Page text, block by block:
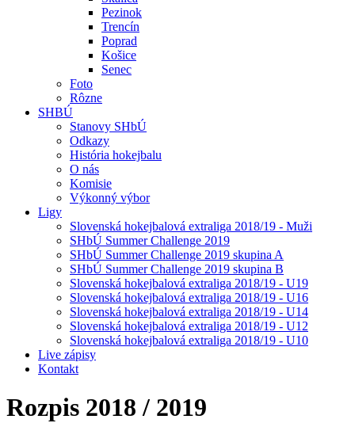
Pezinok
Trencín
Poprad
Košice
Senec
Foto
Rôzne
SHBÚ
Stanovy SHbÚ
Odkazy
História hokejbalu
O nás
Komisie
Výkonný výbor
Ligy
Slovenská hokejbalová extraliga 2018/19 - Muži
SHbÚ Summer Challenge 2019
SHbÚ Summer Challenge 2019 skupina A
SHbÚ Summer Challenge 2019 skupina B
Slovenská hokejbalová extraliga 2018/19 - U19
Slovenská hokejbalová extraliga 2018/19 - U16
Slovenská hokejbalová extraliga 2018/19 - U14
Slovenská hokejbalová extraliga 2018/19 - U12
Slovenská hokejbalová extraliga 2018/19 - U10
Live zápisy
Kontakt
Rozpis 2018 / 2019